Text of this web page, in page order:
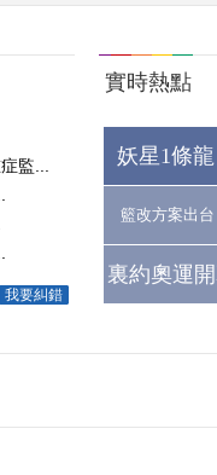
監...
我要糾錯
實時熱點
妖星1條
籃改方案出台
裏約奧運